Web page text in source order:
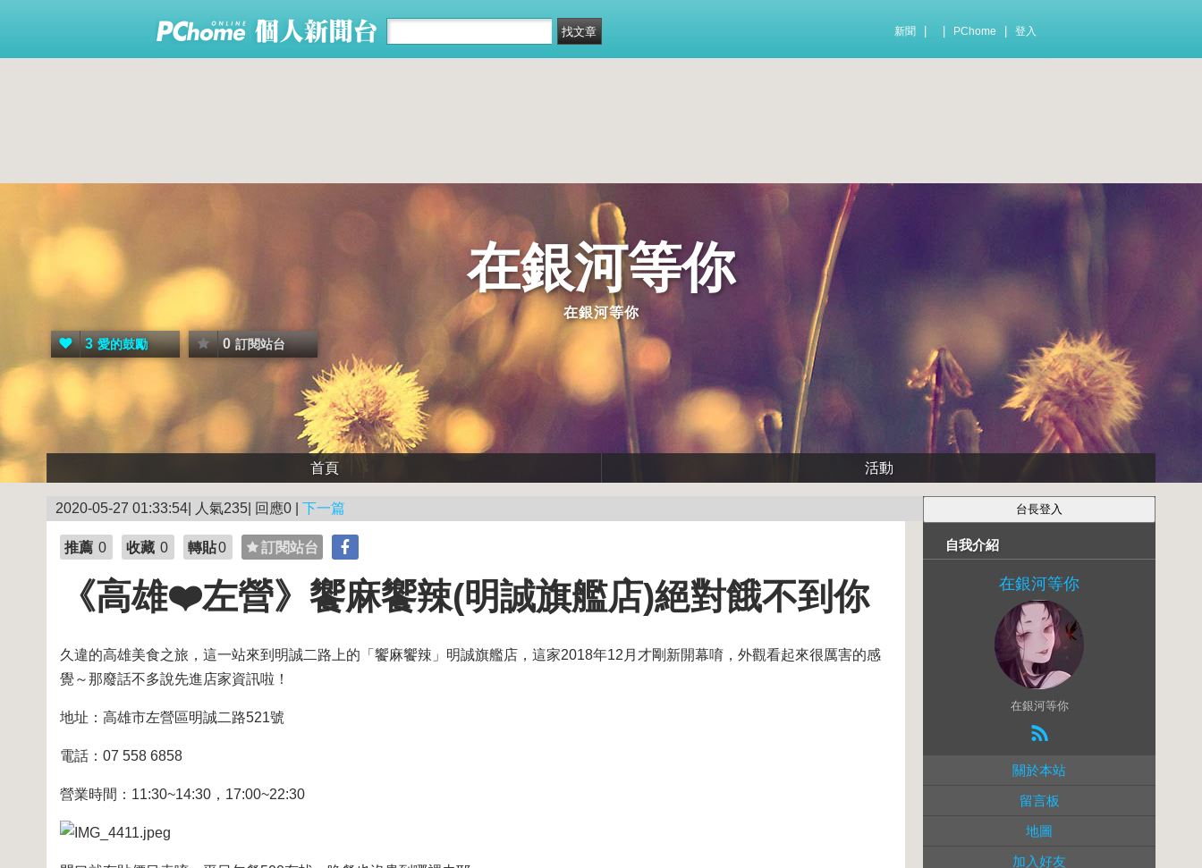
新聞 PChome 登入
在銀河等你
在銀河等你
3 愛的鼓勵 0 訂閱站台
首頁 活動
2020-05-27 01:33:54| 人氣235| 回應0 | 下一篇
推薦 0 收藏 0 轉貼0 訂閱站台
《高雄❤️左營》饗麻饗辣(明誠旗艦店)絕對餓不到你
久違的高雄美食之旅，這一站來到明誠二路上的「饗麻饗辣」明誠旗艦店，這家2018年12月才剛新開幕唷，外觀看起來很厲害的感
覺～那廢話不多說先進店家資訊啦！
地址：高雄市左營區明誠二路521號
電話：07 558 6858
營業時間：11:30~14:30，17:00~22:30
自我介紹
在銀河等你
在銀河等你
關於本站
留言板
地圖
加入好友